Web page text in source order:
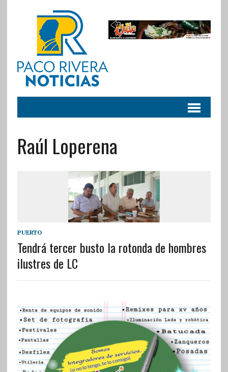
Raúl Loperena
PUERTO
Tendrá tercer busto la rotonda de hombres
ilustres de LC